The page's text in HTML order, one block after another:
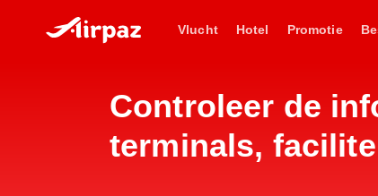
Vlucht Hotel Promotie
Controleer de
terminals,